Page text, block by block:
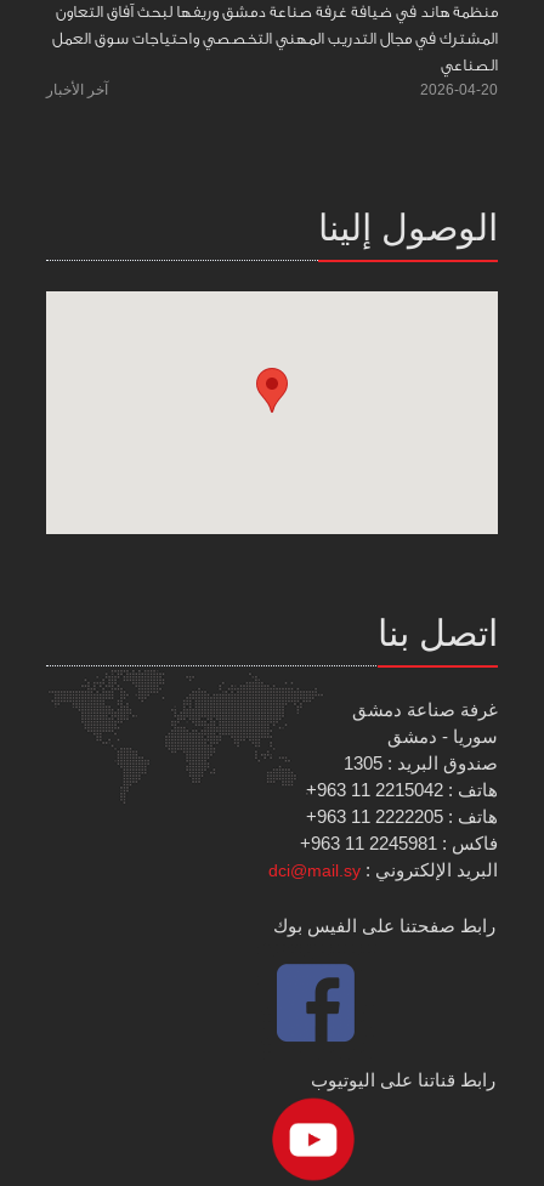
منظمة هاند في ضيافة غرفة صناعة دمشق وريفها لبحث آفاق التعاون
المشترك في مجال التدريب المهني التخصصي واحتياجات سوق العمل
الصناعي
2026-04-20 آخر الأخبار
الوصول إلينا
اتصل بنا
غرفة صناعة دمشق
سوريا - دمشق
صندوق البريد : 1305
هاتف : 2215042 11 963+
هاتف : 2222205 11 963+
فاكس : 2245981 11 963+
البريد الإلكتروني :dci@mail.sy
رابط صفحتنا على الفيس بوك
رابط قناتنا على اليوتيوب